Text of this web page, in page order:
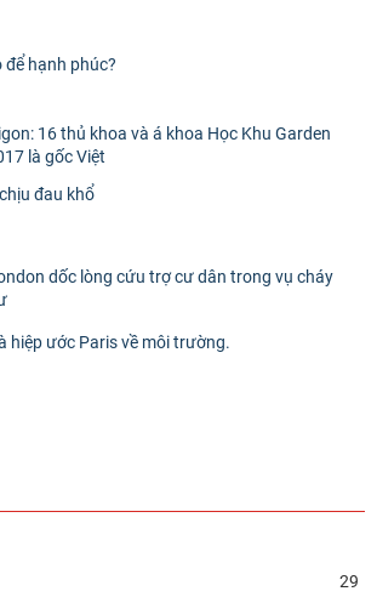
để hạnh phúc?
16 thủ khoa và á khoa Học Khu Garden
là gốc Việt
đau khổ
dốc lòng cứu trợ cư dân trong vụ cháy
hiệp ước Paris về môi trường.
29